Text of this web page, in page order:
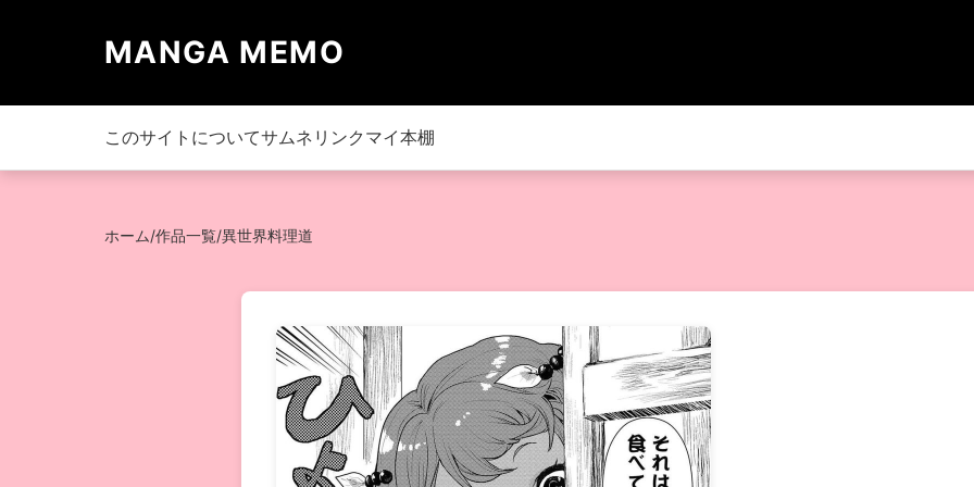
MANGA MEMO
このサイトについてサムネリンク マイ本棚
ホーム/作品一覧/異世界料理道